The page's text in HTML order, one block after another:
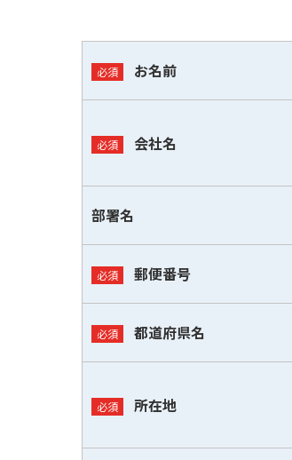
お名前
会社名
部署名
郵便番号
都道府県名
所在地